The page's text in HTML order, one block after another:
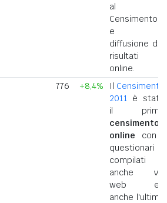
al
Censimento
e la
diffusione dei
risultati
online.
776 +8,4% Il Censimento
2011 è stato
il primo
censimento
online con i
questionari
compilati
anche via
web ed
anche l'ultimo